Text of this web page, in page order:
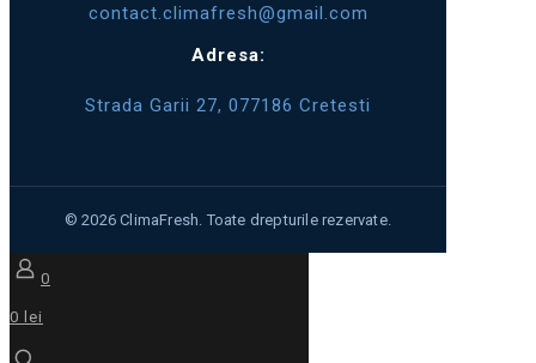
contact.climafresh@gmail.com
Adresa:
Strada Garii 27, 077186 Cretesti
0
0 lei